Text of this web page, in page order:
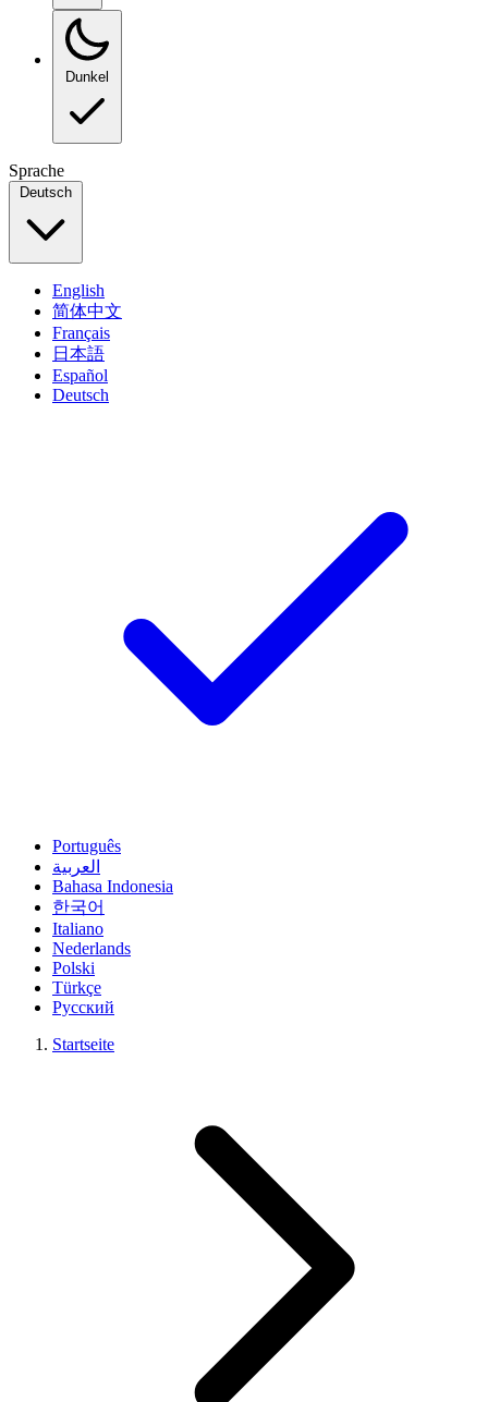
Dunkel
Sprache
Deutsch
English
简体中文
Français
日本語
Español
Deutsch
Português
العربية
Bahasa Indonesia
한국어
Italiano
Nederlands
Polski
Türkçe
Русский
Startseite